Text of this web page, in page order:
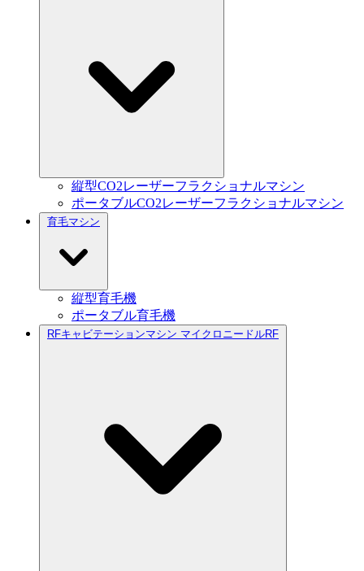
縦型CO2レーザーフラクショナルマシン
ポータブルCO2レーザーフラクショナルマシン
育毛マシン
縦型育毛機
ポータブル育毛機
RFキャビテーションマシン マイクロニードルRF